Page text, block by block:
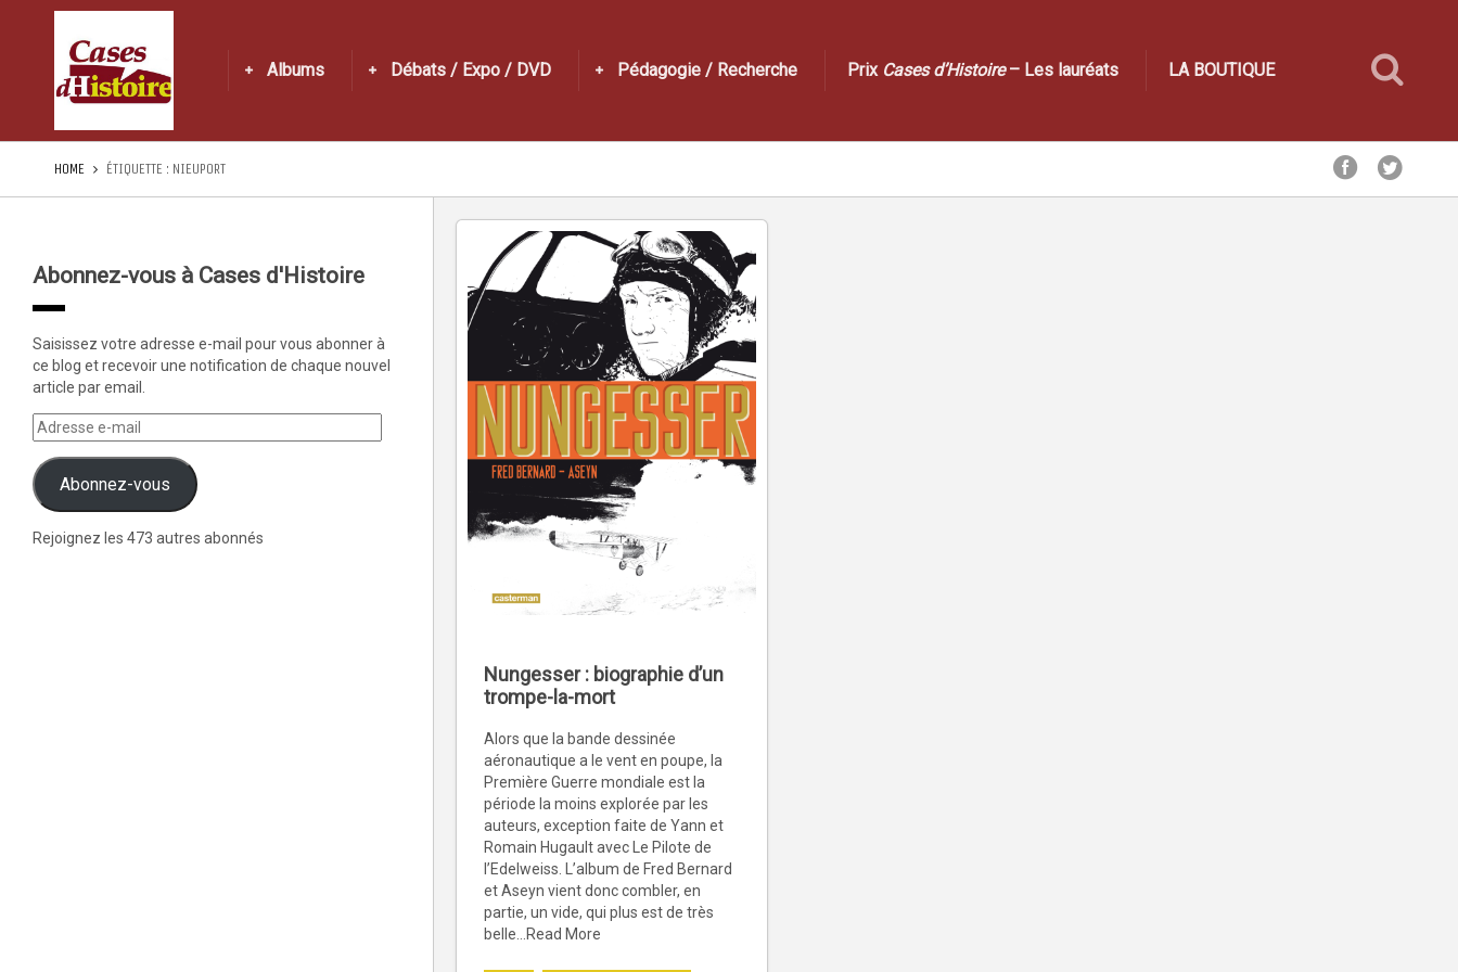
Albums Débats / Expo / DVD Pédagogie / Recherche Prix Cases d’Histoire– Les lauréats LA BOUTIQUE
HOME ÉTIQUETTE : NIEUPORT
Abonnez-vous à Cases d'Histoire
Saisissez votre adresse e-mail pour vous abonner à
ce blog et recevoir une notification de chaque nouvel
article par email.
Abonnez-vous
Rejoignez les 473 autres abonnés
Nungesser : biographie d’un
trompe-la-mort
Alors que la bande dessinée
aéronautique a le vent en poupe, la
Première Guerre mondiale est la
période la moins explorée par les
auteurs, exception faite de Yann et
Romain Hugault avec Le Pilote de
l’Edelweiss. L’album de Fred Bernard
et Aseyn vient donc combler, en
partie, un vide, qui plus est de très
belle...Read More